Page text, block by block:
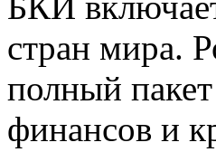
стран мира.
полный
финансов и